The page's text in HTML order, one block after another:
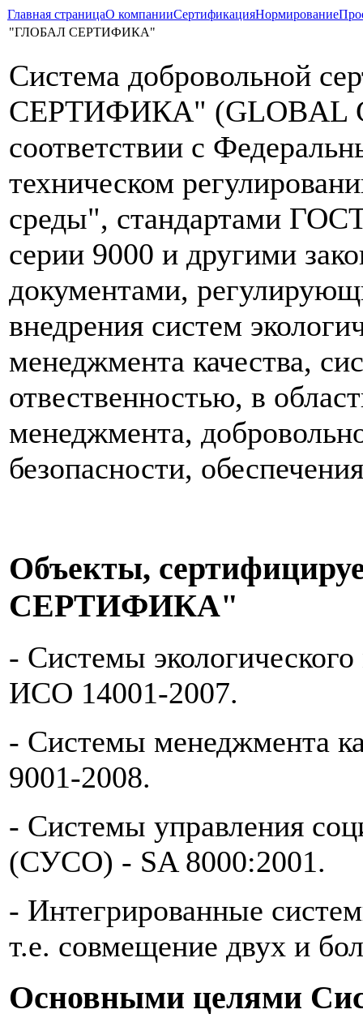
Главная страницаО компанииСертификацияНормирование
"ГЛОБАЛ СЕРТИФИКА"
Система добровольной
СЕРТИФИКА" (GLOBAL
соответствии с
техническом
среды", стандартами
серии 9000 и другими
документами,
внедрения систем
менеджмента качества,
отвественностью, в
менеджмента,
безопасности,
Объекты,
СЕРТИФИКА"
- Системы
ИСО 14001-2007.
- Системы менеджмента
9001-2008.
- Системы управления
(СУСО) - SA 8000:2001.
- Интегрированные
т.е. совмещение двух и
Основными целями